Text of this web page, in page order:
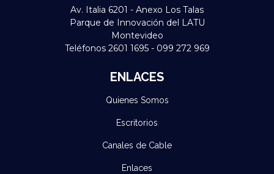
Av. Italia 6201 - Anexo Los Talas
Parque de Innovación del LATU
Montevideo
Teléfonos 2601 1695 - 099 272 969
ENLACES
Quienes Somos
Escritorios
Canales de Cable
Enlaces